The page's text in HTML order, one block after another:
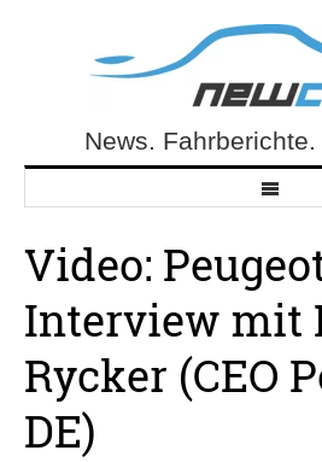
NewCarz.deNews.
Video:
Interview mit
Rycker (CEO
DE)